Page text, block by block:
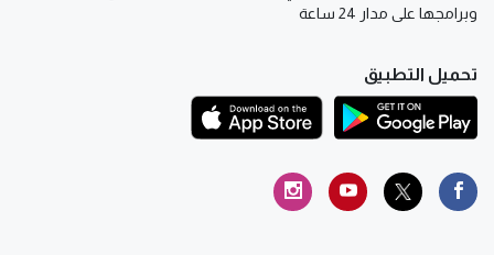
وبرامجها على مدار 24 ساعة
تحميل التطبيق